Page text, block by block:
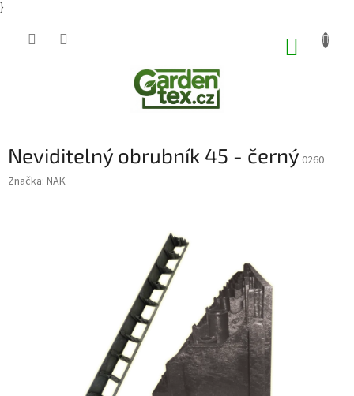
}
Neviditelný obrubník 45 - černý 0260
Značka: NAK